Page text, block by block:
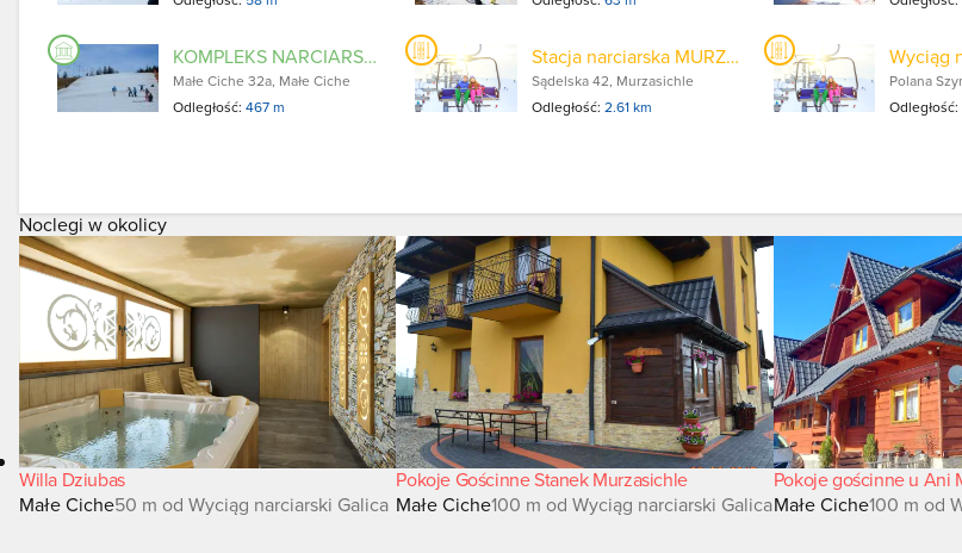
KOMPLEKS NARCIARSKI PANORAMAski
Małe Ciche 32a, Małe Ciche
Odległość:467 m
Stacja narciarska MURZASICHLESKI
Sądelska 42, Murzasichle
Odległość: 2.61 km
Odległość:
Noclegi w okolicy
Willa Dziubas
Małe Ciche50 m od Wyciąg narciarski Galica
Pokoje Gościnne Stanek Murzasichle
Małe Ciche100 m od Wyciąg narciarski Galica
Pokoje gościnne u Ani
Małe Ciche100 m od